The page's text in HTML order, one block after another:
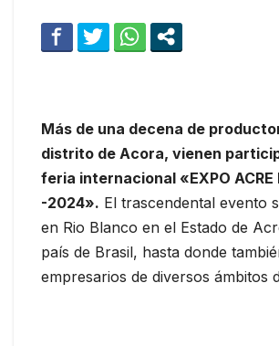
Más de una decena de
distrito de Acora, vienen
feria internacional «EXPO ACRE
-2024». El trascendental evento
en Rio Blanco en el Estado de
país de Brasil, hasta donde
empresarios de diversos ámbitos